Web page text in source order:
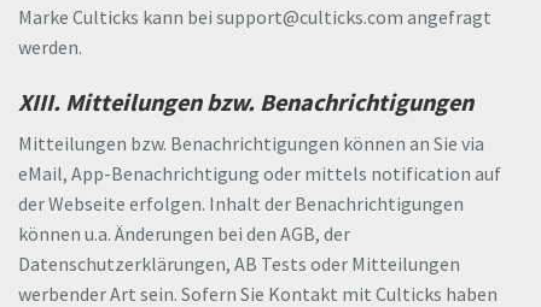
Marke Culticks kann bei support@culticks.com angefragt
werden.
XIII. Mitteilungen bzw. Benachrichtigungen
Mitteilungen bzw. Benachrichtigungen können an Sie via
eMail, App-Benachrichtigung oder mittels notification auf
der Webseite erfolgen. Inhalt der Benachrichtigungen
können u.a. Änderungen bei den AGB, der
Datenschutzerklärungen, AB Tests oder Mitteilungen
werbender Art sein. Sofern Sie Kontakt mit Culticks haben